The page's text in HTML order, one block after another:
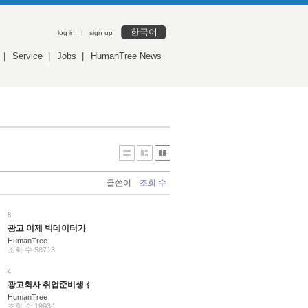
log in | sign up 한국어
Service Jobs HumanTree News
글쓴이 조회 수
과정 개강
업 사교육, 월 평균 30만원 부담
8
광고 이제 빅데이터가 이끈다 - 제일기획 빅데이터
HumanTree
조회 수 58713
보시스템 이용
4
광고회사 취업준비생 설명회 개최-부산 (8월21일~23일)
HumanTree
조회 수 19934